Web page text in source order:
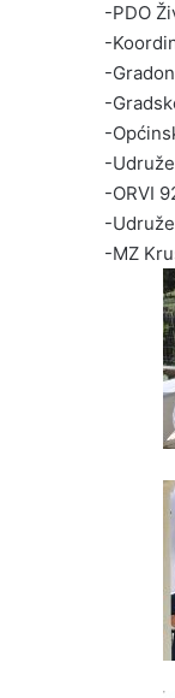
-PDO
-
-
-
-
-
-ORVI
-
-MZ